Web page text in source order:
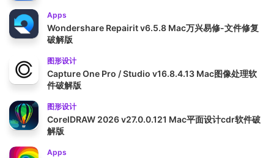
Apps
Wondershare Repairit v6.5.8 Mac万兴易修-文件修复
破解版
图形设计
Capture One Pro / Studio v16.8.4.13 Mac图像处理软
件破解版
图形设计
CorelDRAW 2026 v27.0.0.121 Mac平面设计cdr软件破
解版
Apps